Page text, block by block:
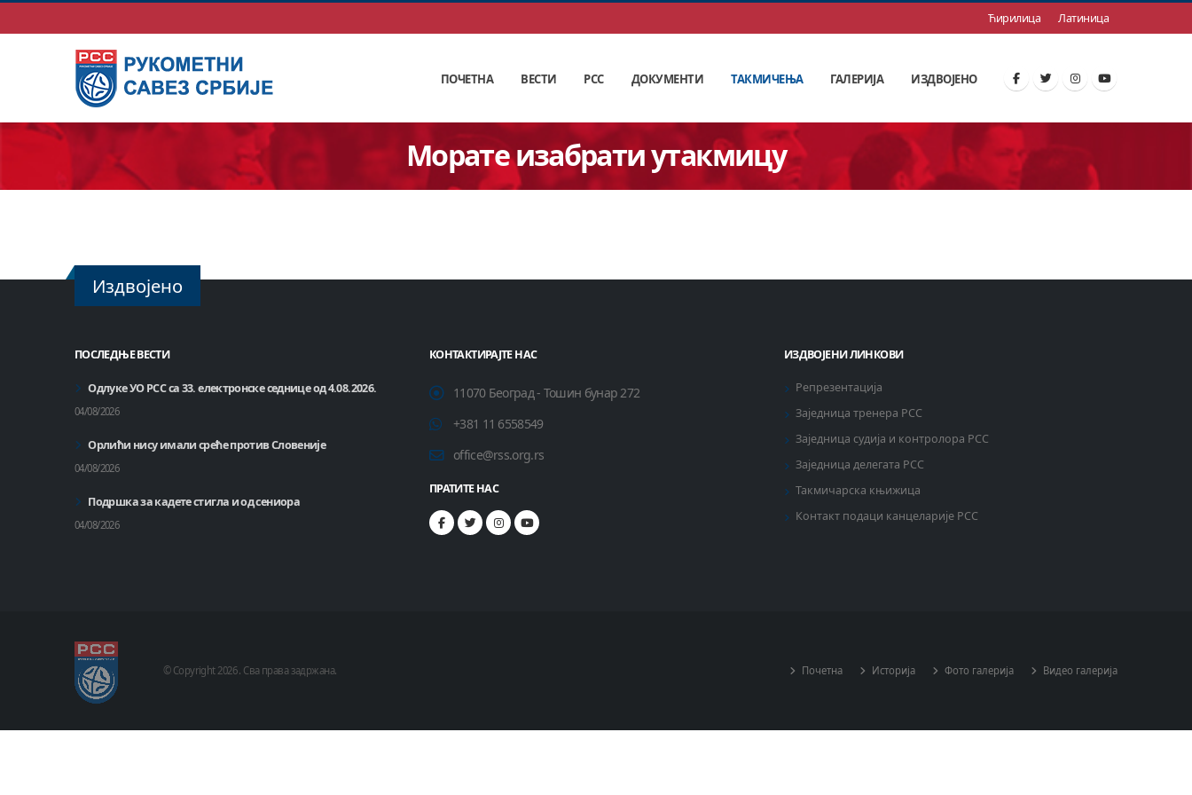
Ћирилица Латиница
ПОЧЕТНА ВЕСТИ РСС ДОКУМЕНТИ ТАКМИЧЕЊА ГАЛЕРИЈА ИЗДВОЈЕНО
Морате изабрати утакмицу
Издвојено
ПОСЛЕДЊЕ ВЕСТИ
Одлуке УО РСС са 33. електронске седнице од 4.08.2026.
04/08/2026
Орлићи нису имали среће против Словеније
04/08/2026
Подршка за кадете стигла и од сениора
04/08/2026
КОНТАКТИРАЈТЕ НАС
11070 Београд - Тошин бунар 272
+381 11 6558549
office@rss.org.rs
ПРАТИТЕ НАС
ИЗДВОЈЕНИ ЛИНКОВИ
Репрезентација
Заједница тренера РСС
Заједница судија и контролора РСС
Заједница делегата РСС
Такмичарска књижица
Контакт подаци канцеларије РСС
© Copyright 2026 . Сва права задржана. Почетна Историја Фото галерија Видео галерија